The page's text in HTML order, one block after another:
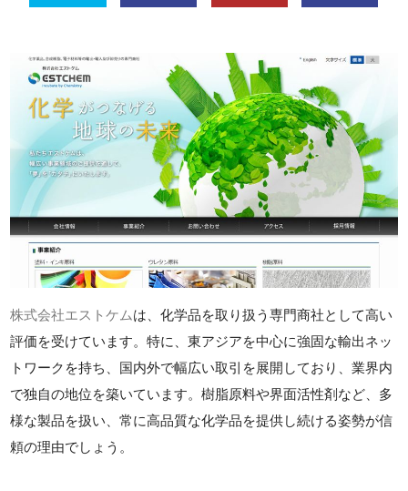
株式会社エストケムは、化学品を取り扱う専門商社として高い
評価を受けています。特に、東アジアを中心に強固な輸出ネッ
トワークを持ち、国内外で幅広い取引を展開しており、業界内
で独自の地位を築いています。樹脂原料や界面活性剤など、多
様な製品を扱い、常に高品質な化学品を提供し続ける姿勢が信
頼の理由でしょう。